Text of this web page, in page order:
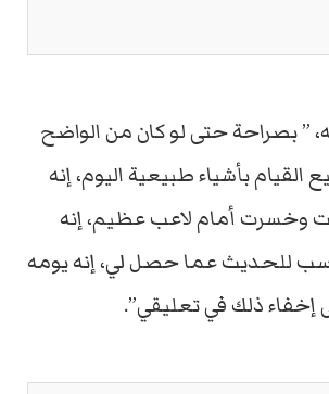
” بصراحة حتى لو كان من الواضح
القيام بأشياء طبيعية اليوم، إنه
وخسرت أمام لاعب عظيم، إنه
للحديث عما حصل لي، إنه يومه
إخفاء ذلك في تعليقي”.